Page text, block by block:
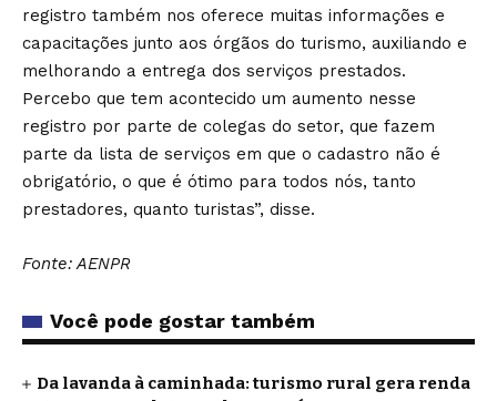
registro também nos oferece muitas informações e
capacitações junto aos órgãos do turismo, auxiliando e
melhorando a entrega dos serviços prestados.
Percebo que tem acontecido um aumento nesse
registro por parte de colegas do setor, que fazem
parte da lista de serviços em que o cadastro não é
obrigatório, o que é ótimo para todos nós, tanto
prestadores, quanto turistas”, disse.
Fonte: AENPR
Você pode gostar também
Da lavanda à caminhada: turismo rural gera renda